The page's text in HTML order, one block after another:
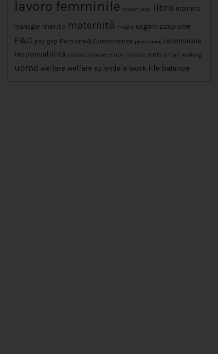
lavoro femminile leadership libro mamma
manager marito maternità moglie organizzazione
P&C pay gap Persone&Conoscenze professione recensione
responsabilità risorse umane e non umane ruolo Smart working
uomo welfare welfare aziendale work life balance